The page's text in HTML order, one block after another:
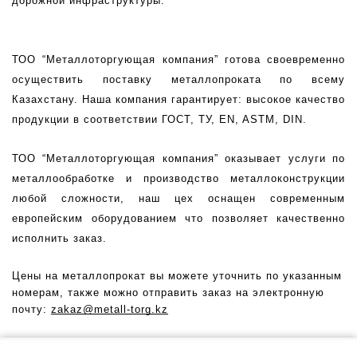
ТОО “Металлоторгующая компания” готова своевременно
осуществить поставку металлопроката по всему
Казахстану. Наша компания гарантирует: высокое качество
продукции в соответствии ГОСТ, ТУ, EN, ASTM, DIN.
ТОО “Металлоторгующая компания” оказывает услуги по
металлообработке и производство металлоконструкции
любой сложности, наш цех оснащен современным
европейским оборудованием что позволяет качественно
исполнить заказ.
Цены на металлопрокат вы можете уточнить по указанным
номерам, также можно отправить заказ на электронную
почту: zakaz@metall-torg.kz